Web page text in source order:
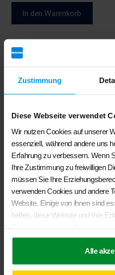
Zustimmung
Diese Webseite verwendet
Wir nutzen Cookies auf unserer
essenziell, während andere uns
Erfahrung zu verbessern. Wenn
Ihre Zustimmung zu freiwilligen
müssen Sie Ihre
verwenden Cookies und andere
Website. Einige von ihnen sind
helfen, diese Website und Ihre
Adressen), z. B. für
Anzeigen- und Inhaltsmessung.
Verwendung Ihrer Daten finden
Alle
In den Warenkorb
€
Weiterlesen